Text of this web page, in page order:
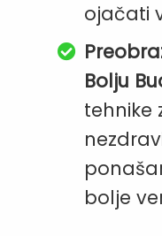
ojačati
Bolju
tehnike
bolje